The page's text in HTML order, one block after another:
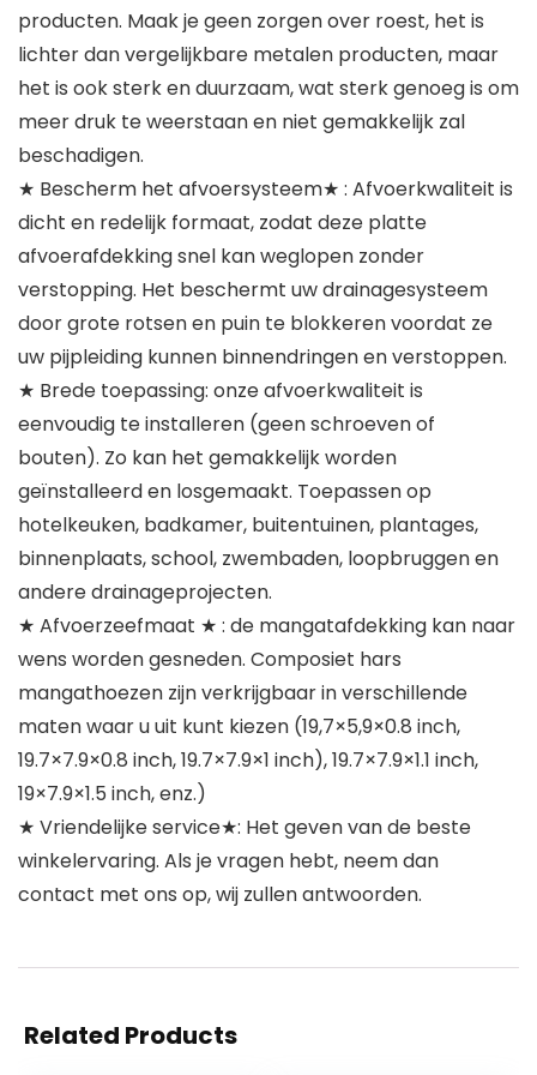
producten. Maak je geen zorgen over roest, het is
lichter dan vergelijkbare metalen producten, maar
het is ook sterk en duurzaam, wat sterk genoeg is om
meer druk te weerstaan en niet gemakkelijk zal
beschadigen.
★ Bescherm het afvoersysteem★ : Afvoerkwaliteit is
dicht en redelijk formaat, zodat deze platte
afvoerafdekking snel kan weglopen zonder
verstopping. Het beschermt uw drainagesysteem
door grote rotsen en puin te blokkeren voordat ze
uw pijpleiding kunnen binnendringen en verstoppen.
★ Brede toepassing: onze afvoerkwaliteit is
eenvoudig te installeren (geen schroeven of
bouten). Zo kan het gemakkelijk worden
geïnstalleerd en losgemaakt. Toepassen op
hotelkeuken, badkamer, buitentuinen, plantages,
binnenplaats, school, zwembaden, loopbruggen en
andere drainageprojecten.
★ Afvoerzeefmaat ★ : de mangatafdekking kan naar
wens worden gesneden. Composiet hars
mangathoezen zijn verkrijgbaar in verschillende
maten waar u uit kunt kiezen (19,7×5,9×0.8 inch,
19.7×7.9×0.8 inch, 19.7×7.9×1 inch), 19.7×7.9×1.1 inch,
19×7.9×1.5 inch, enz.)
★ Vriendelijke service★: Het geven van de beste
winkelervaring. Als je vragen hebt, neem dan
contact met ons op, wij zullen antwoorden.
Related Products